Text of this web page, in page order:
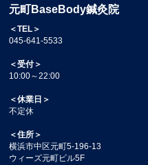
元町BaseBody鍼灸院
＜TEL＞
045-641-5533
＜受付＞
10:00～22:00
＜休業日＞
不定休
＜住所＞
横浜市中区元町5-196-13
ウィーズ元町ビル5F